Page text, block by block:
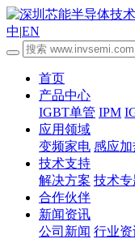
中|EN
首页
产品中心
IGBT单管 IPM
应用领域
变频家电 感应加
技术支持
解决方案 技术专
合作伙伴
新闻资讯
公司新闻 行业资